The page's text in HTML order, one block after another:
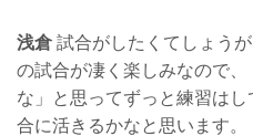
浅倉試合がしたくてしょう
の試合が凄く楽しみなので
な」と思ってずっと練習は
合に活きるかなと思います。